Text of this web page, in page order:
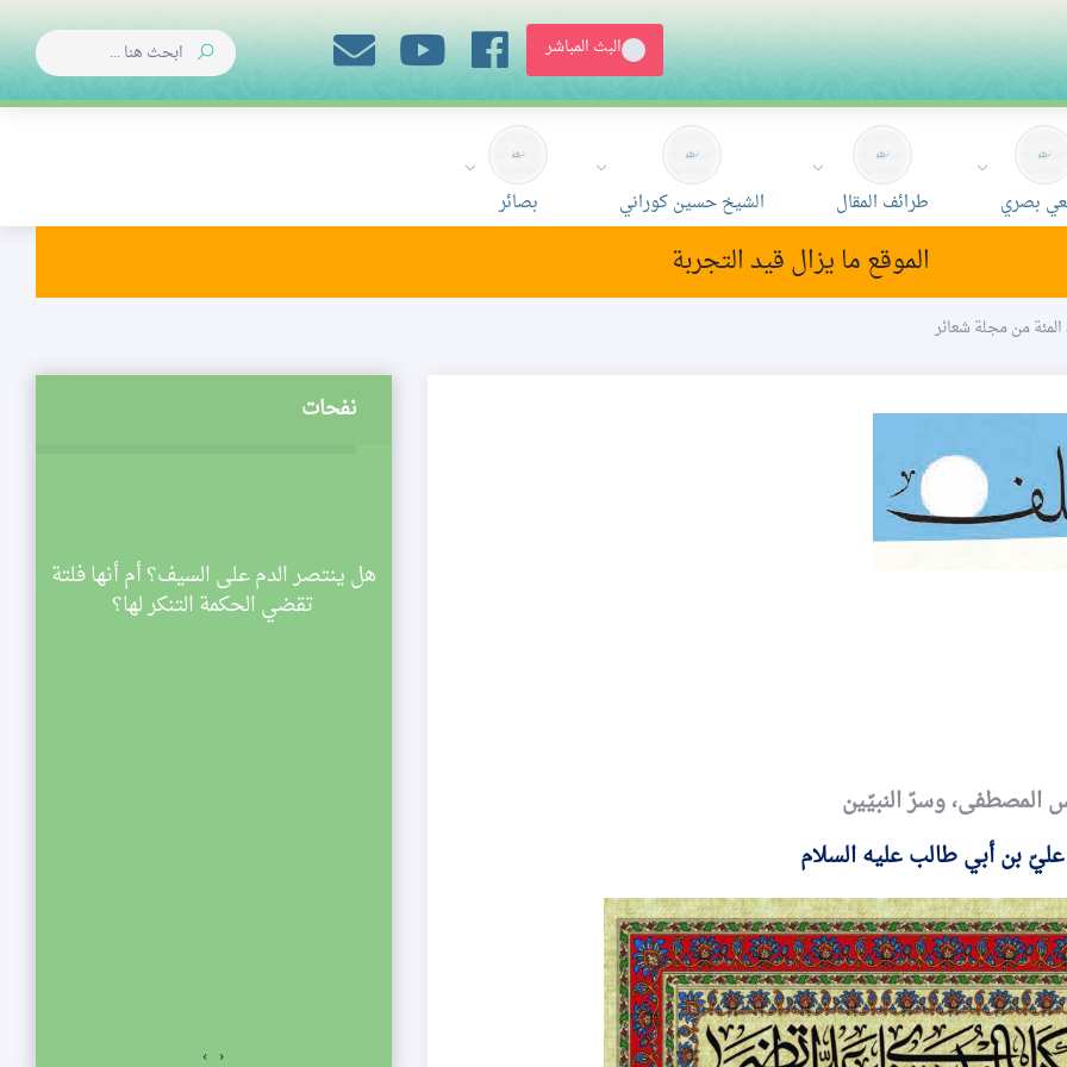
البث المباشر
بصري طرائف المقال الشيخ حسين كوراني بصائر
الموقع ما يزال قيد التجربة
المئة من مجلة شعائر
المصطفى، وسرّ النبيّين
عليّ بن أبي طالب عليه السلام
نفحات
في شهر رجب قراءة سورة
ولمدة ساعة ونصف. وفي ليالي الإحياء يستمر المجلس
إلى قريب الفجر. نلتمس دعوات المؤمنين.
هل ينتصر الدم على السيف؟ أم أنها فلتة
تقضي الحكمة التنكر لها؟
‹
›